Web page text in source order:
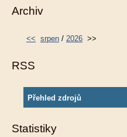
Archiv
<< srpen / 2026 >>
RSS
Přehled zdrojů
Statistiky